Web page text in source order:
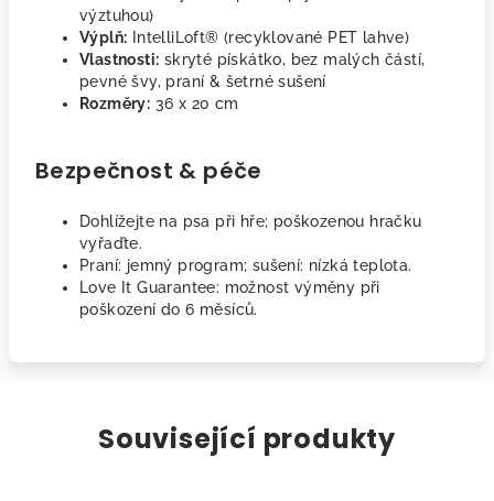
výztuhou)
Výplň: IntelliLoft® (recyklované PET lahve)
Vlastnosti: skryté pískátko, bez malých částí,
pevné švy, praní & šetrné sušení
Rozměry: 36 x 20 cm
Bezpečnost & péče
Dohlížejte na psa při hře; poškozenou hračku
vyřaďte.
Praní: jemný program; sušení: nízká teplota.
Love It Guarantee: možnost výměny při
poškození do 6 měsíců.
Související produkty